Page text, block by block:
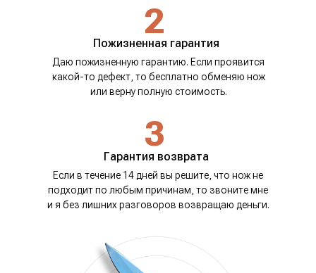
Даю пожизненную гарантию. Если проявится
какой-то дефект, то бесплатно обменяю нож
или верну полную стоимость.
Пожизненная гарантия
2
3
Гарантия возврата
Если в течение 14 дней вы решите, что нож не
подходит по любым причинам, то звоните мне
и я без лишних разговоров возвращаю деньги.